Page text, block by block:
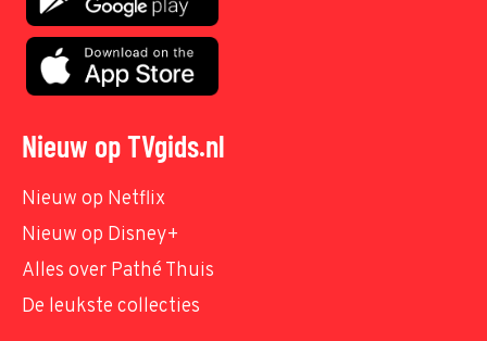
Nieuw op TVgids.nl
Nieuw op Netflix
Nieuw op Disney+
Alles over Pathé Thuis
De leukste collecties